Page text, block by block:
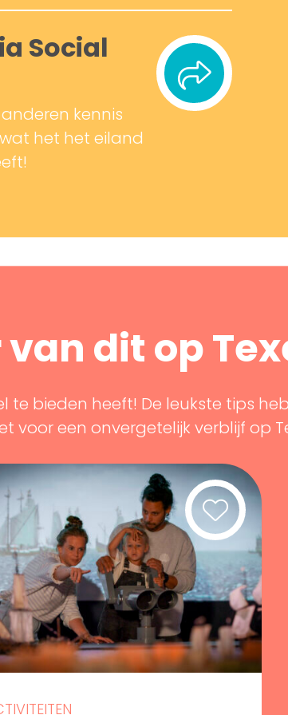
Social
kennis
het het eiland
van dit op
te bieden heeft! De leukste tips
voor een onvergetelijk verblijf op